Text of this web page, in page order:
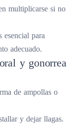
multiplicarse si no
esencial para
adecuado.
y gonorrea
de ampollas o
y dejar llagas.